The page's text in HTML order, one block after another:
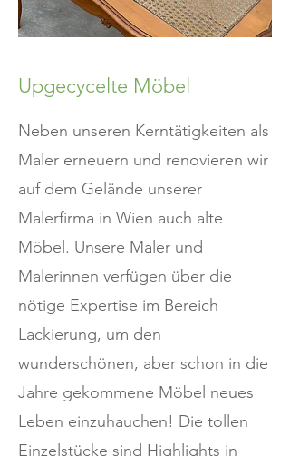
Upgecycelte Möbel
Neben unseren Kerntätigkeiten als
Maler erneuern und renovieren wir
auf dem Gelände unserer
Malerfirma in Wien auch alte
Möbel. Unsere Maler und
Malerinnen verfügen über die
nötige Expertise im Bereich
Lackierung, um den
wunderschönen, aber schon in die
Jahre gekommene Möbel neues
Leben einzuhauchen! Die tollen
Einzelstücke sind Highlights in